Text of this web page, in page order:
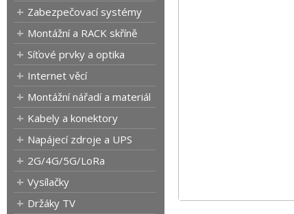
Zabezpečovací systémy
Montážní a RACK skříně
Síťové prvky a optika
Internet věcí
Montážní nářadí a materiál
Kabely a konektory
Napájecí zdroje a UPS
2G/4G/5G/LoRa
Vysílačky
Držáky TV